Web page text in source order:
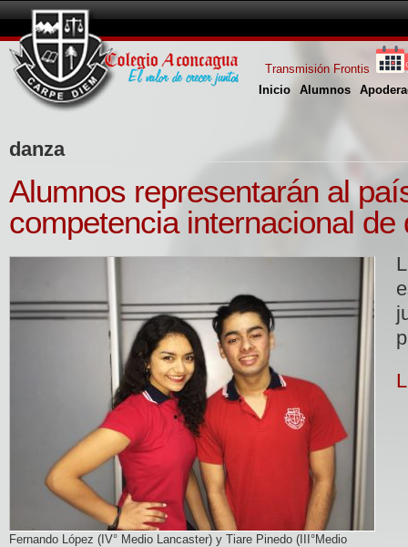
Inicio Alumnos
Transmisión Frontis
danza
Alumnos representarán al
competencia internacional de
Fernando López (IV° Medio Lancaster) y Tiare Pinedo (III°Medio